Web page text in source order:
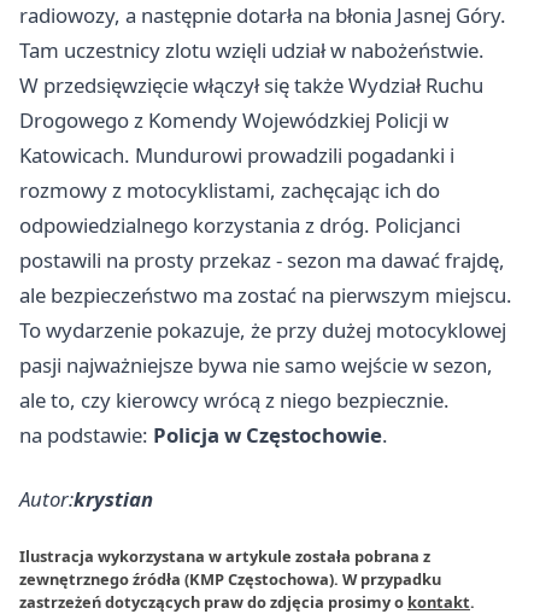
radiowozy, a następnie dotarła na błonia Jasnej Góry.
Tam uczestnicy zlotu wzięli udział w nabożeństwie.
W przedsięwzięcie włączył się także Wydział Ruchu
Drogowego z Komendy Wojewódzkiej Policji w
Katowicach. Mundurowi prowadzili pogadanki i
rozmowy z motocyklistami, zachęcając ich do
odpowiedzialnego korzystania z dróg. Policjanci
postawili na prosty przekaz - sezon ma dawać frajdę,
ale bezpieczeństwo ma zostać na pierwszym miejscu.
To wydarzenie pokazuje, że przy dużej motocyklowej
pasji najważniejsze bywa nie samo wejście w sezon,
ale to, czy kierowcy wrócą z niego bezpiecznie.
na podstawie: Policja w Częstochowie.
Autor:krystian
Ilustracja wykorzystana w artykule została pobrana z
zewnętrznego źródła (KMP Częstochowa). W przypadku
zastrzeżeń dotyczących praw do zdjęcia prosimy o kontakt.